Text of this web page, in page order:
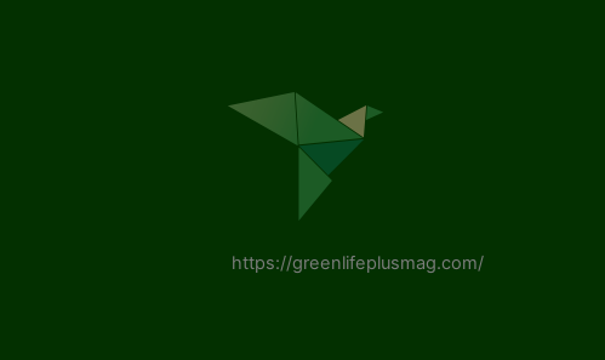
https://greenlifeplusmag.com/